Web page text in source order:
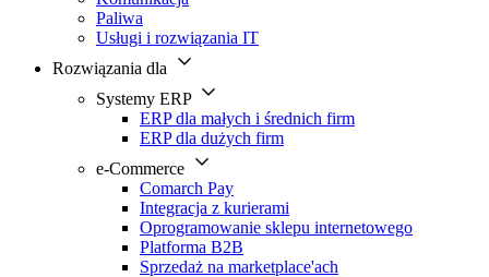
Paliwa
Usługi i rozwiązania IT
Rozwiązania dla
Systemy ERP
ERP dla małych i średnich firm
ERP dla dużych firm
e-Commerce
Comarch Pay
Integracja z kurierami
Oprogramowanie sklepu internetowego
Platforma B2B
Sprzedaż na marketplace'ach